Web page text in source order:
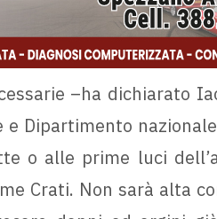
–ha dichiarato
Dipartimento
o alle prime luci
Crati. Non sarà alta